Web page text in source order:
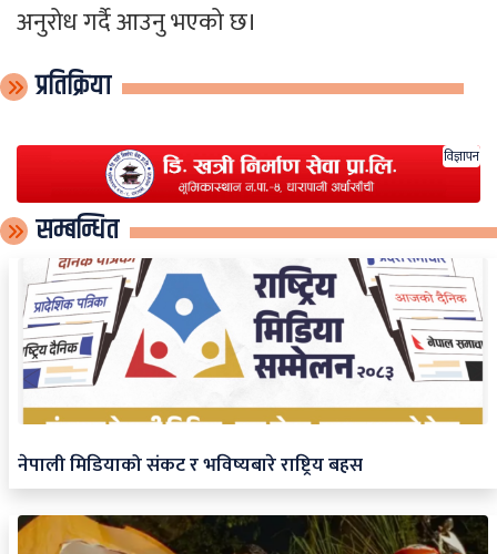
अनुरोध गर्दै आउनु भएको छ।
प्रतिक्रिया
विज्ञापन
सम्बन्धित
नेपाली मिडियाको संकट र भविष्यबारे राष्ट्रिय बहस